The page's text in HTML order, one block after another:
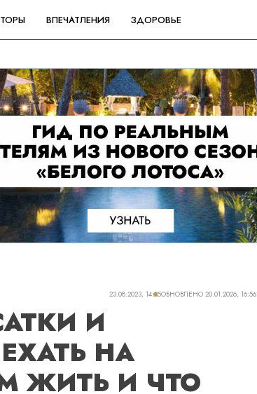
ВПЕЧАТЛЕНИЯ ЗДОРОВЬЕ
23.08.2023, 14:25ОБНОВЛЕНО 20.01.2026, 16:56
И
НА
ЖИТЬ И ЧТО